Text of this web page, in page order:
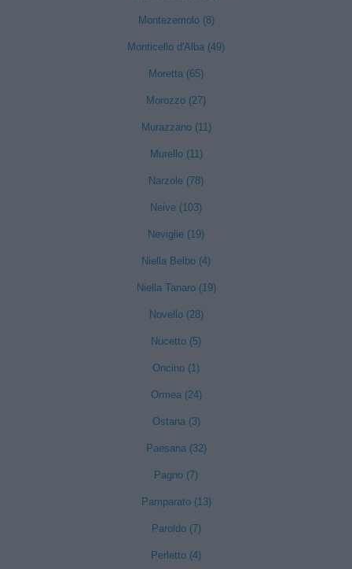
Montezemolo (8)
Monticello d'Alba (49)
Moretta (65)
Morozzo (27)
Murazzano (11)
Murello (11)
Narzole (78)
Neive (103)
Neviglie (19)
Niella Belbo (4)
Niella Tanaro (19)
Novello (28)
Nucetto (5)
Oncino (1)
Ormea (24)
Ostana (3)
Paesana (32)
Pagno (7)
Pamparato (13)
Paroldo (7)
Perletto (4)